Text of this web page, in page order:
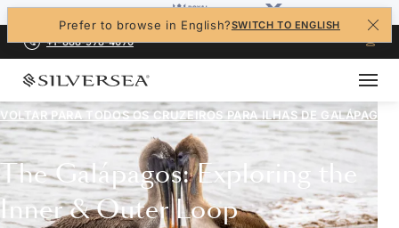
Prefer to browse in English?SWITCH TO ENGLISH
+1-888-978-4070
VOLTAR PARA TODOS OS CRUZEIROS PARA ILHAS DE GALÁPAGOS
The Galápagos: Exploring the
Inner & Outer Loop